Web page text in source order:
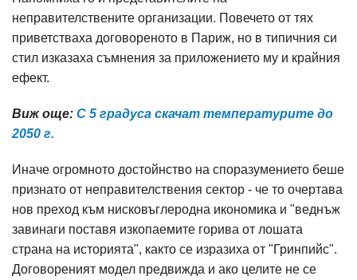
неправителствените организации. Повечето от тях
приветстваха договореното в Париж, но в типичния си
стил изказаха съмнения за приложението му и крайния
ефект.
Виж още: С 5 градуса скачат температурите до
2050 г.
Иначе огромното достойнство на споразумението беше
признато от неправителствения сектор - че то очертава
нов преход към нисковъглеродна икономика и "веднъж
завинаги поставя изкопаемите горива от лошата
страна на историята", както се изразиха от "Гринпийс".
Договореният модел предвижда и ако целите не се